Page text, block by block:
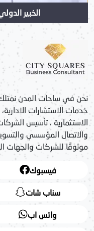
الخبير
خدمات الاستشارات الادارية،
الاستثمارية ، تأسيس
والاتصال المؤسسي
موثوقًا للشركات والجهات
فيسبوك
سناب شات
واتس اب